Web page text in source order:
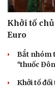
Khởi tố
Euro
Bắt nhóm
"thuốc
Khởi tố